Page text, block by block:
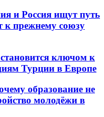
и Россия ищут путь
к прежнему союзу
ключом к
Турции в Европе
образование не
молодёжи в